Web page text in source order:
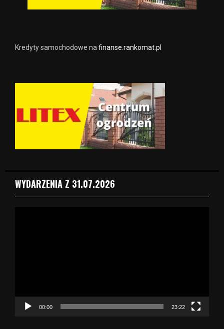
Kredyty samochodowe na finanse.rankomat.pl
WYDARZENIA Z 31.07.2026
c
00:00 23:22